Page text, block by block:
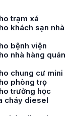
trạm xá
khách sạn nhà
bệnh viện
nhà hàng quán
chung cư mini
phòng trọ
trường học
cháy diesel